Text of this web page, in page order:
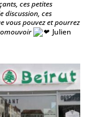
ces petites
discussion, ces
vous pouvez et pourrez
Julien